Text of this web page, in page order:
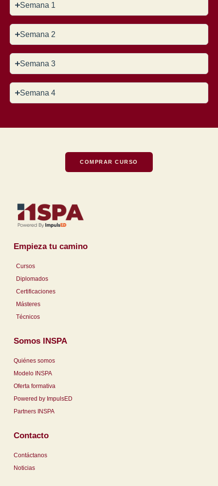
Semana 1
Semana 2
Semana 3
Semana 4
COMPRAR CURSO
Empieza tu camino
Cursos
Diplomados
Certificaciones
Másteres
Técnicos
Somos INSPA
Quiénes somos
Modelo INSPA
Oferta formativa
Powered by ImpulsED
Partners INSPA
Contacto
Contáctanos
Noticias